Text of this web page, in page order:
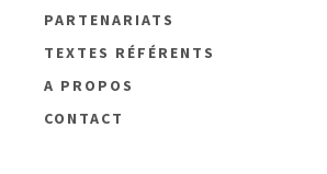
PARTENARIATS
TEXTES RÉFÉRENTS
A PROPOS
CONTACT